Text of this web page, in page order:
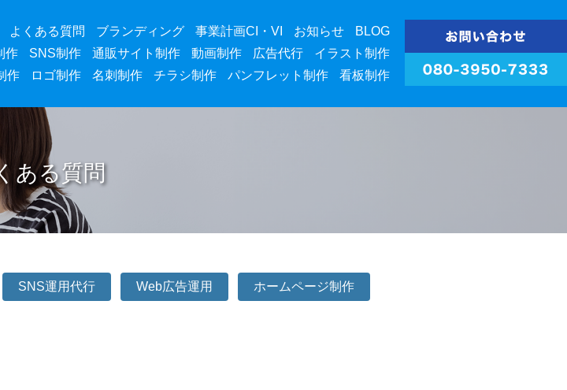
よくある質問 ブランディング 事業計画CI・VI お知らせ
BLOG
作 SNS制作 通販サイト制作 動画制作 広告代行
イラスト制作
作
ロゴ制作 名刺制作 チラシ制作 パンフレット制作 看板制作
ある質問
SNS運用代行 Web広告運用 ホームページ制作